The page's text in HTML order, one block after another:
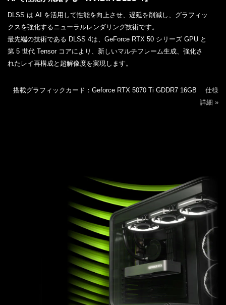
DLSS は AI を活用して性能を向上させ、遅延を削減し、グラフィッ
クスを強化するニューラルレンダリング技術です。
最先端の技術である DLSS 4は、GeForce RTX 50 シリーズ GPU と
第 5 世代 Tensor コアにより、新しいマルチフレーム生成、強化さ
れたレイ再構成と超解像度を実現します。
搭載グラフィックカード：Geforce RTX 5070 Ti GDDR7 16GB 仕様
詳細 »